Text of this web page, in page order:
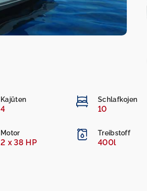
Kajüten
4
Schlafkojen
10
Motor
2 x 38 HP
Treibstoff
400l